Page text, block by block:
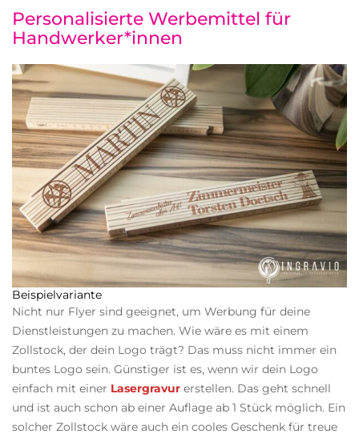
Personalisierte Werbemittel für
Handwerker*innen
Beispielvariante
Nicht nur Flyer sind geeignet, um Werbung für deine
Dienstleistungen zu machen. Wie wäre es mit einem
Zollstock, der dein Logo trägt? Das muss nicht immer ein
buntes Logo sein. Günstiger ist es, wenn wir dein Logo
einfach mit einer Lasergravur erstellen. Das geht schnell
und ist auch schon ab einer Auflage ab 1 Stück möglich. Ein
solcher Zollstock wäre auch ein cooles Geschenk für treue